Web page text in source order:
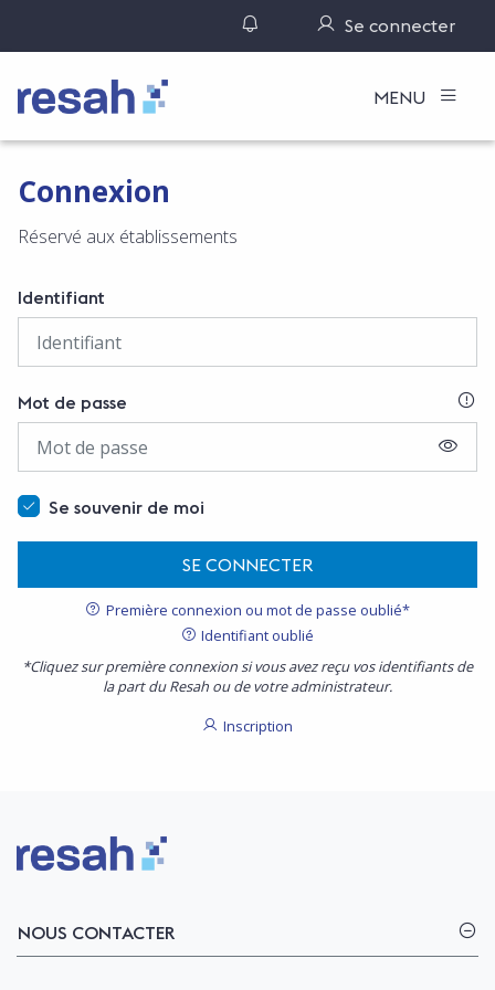
Gérer ses notifications
Se connecter
Logo Resah MENU
Connexion
Réservé aux établissements
Identifiant
Mot de passe
Se souvenir de moi
SE CONNECTER
Première connexion ou mot de passe oublié*
Identifiant oublié
*Cliquez sur première connexion si vous avez reçu vos identifiants de
la part du Resah ou de votre administrateur.
Inscription
Logo Resah
NOUS CONTACTER